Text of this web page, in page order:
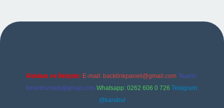
Reklam ve İletişim: E-mail: backlinkpaneli@gmail.com Teams:
forumhizmeti@gmail.com Whatsapp: 0262 606 0 726 Telegram:
@karabul